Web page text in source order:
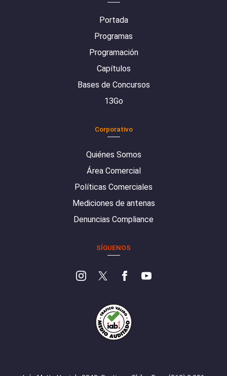
Portada
Programas
Programación
Capítulos
Bases de Concursos
13Go
Corporativo
Quiénes Somos
Área Comercial
Políticas Comerciales
Mediciones de antenas
Denuncias Compliance
SÍGUENOS